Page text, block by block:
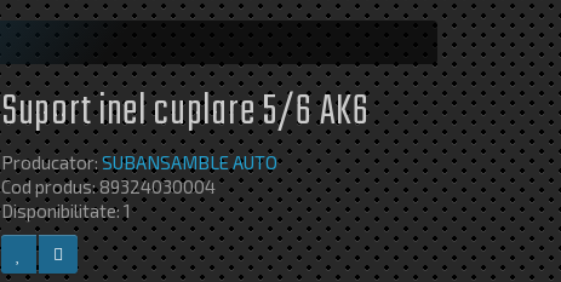
Suport inel cuplare 5/6 AK6
Producator: SUBANSAMBLE AUTO
Cod produs: 89324030004
Disponibilitate: 1